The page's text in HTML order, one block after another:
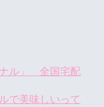
ル」 全国宅配
で美味しいって